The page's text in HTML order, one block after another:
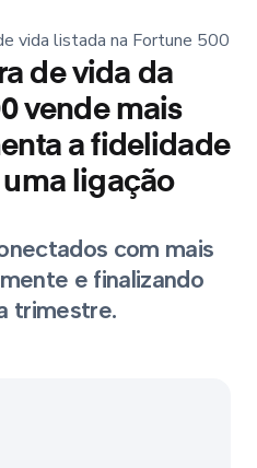
vida listada na Fortune 500
de vida da
vende mais
a fidelidade
ligação
com mais
e finalizando
trimestre.